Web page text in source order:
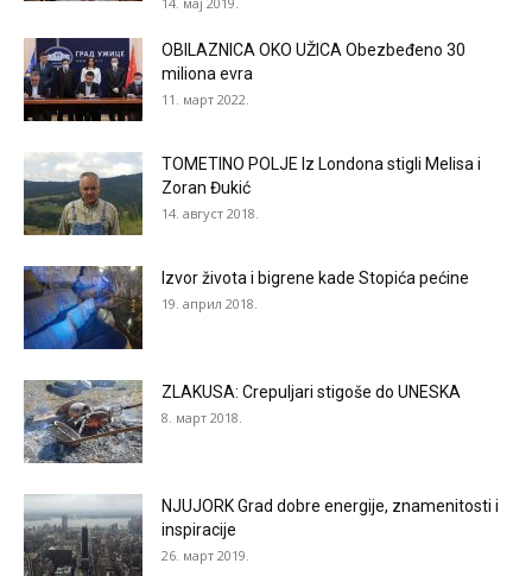
OBILAZNICA OKO UŽICA Obezbeđeno 30
miliona evra
11. март 2022.
TOMETINO POLJE Iz Londona stigli Melisa i
Zoran Đukić
14. август 2018.
Izvor života i bigrene kade Stopića pećine
19. април 2018.
ZLAKUSA: Crepuljari stigoše do UNESKA
8. март 2018.
NJUJORK Grad dobre energije, znamenitosti i
inspiracije
26. март 2019.